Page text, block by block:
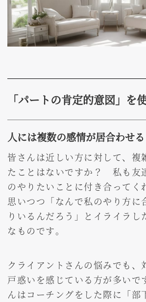
「パートの肯定的意図」を
人には複数の感情が居合わせる
皆さんは近しい方に対して、複
たことはないですか？ 私も友
のやりたいことに付き合ってく
思いつつ「なんで私のやり方に
りいるんだろう」とイライラし
なものです。
クライアントさんの悩みでも、
戸惑いを感じている方が多いで
んはコーチングをした際に「部